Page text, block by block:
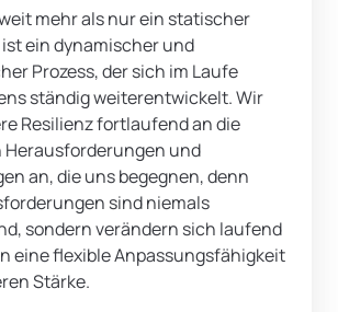
mehr als nur ein statischer
ein dynamischer und
Prozess, der sich im Laufe
ständig weiterentwickelt. Wir
Resilienz fortlaufend an die
Herausforderungen und
an, die uns begegnen, denn
sind niemals
sondern verändern sich laufend
eine flexible Anpassungsfähigkeit
Stärke.